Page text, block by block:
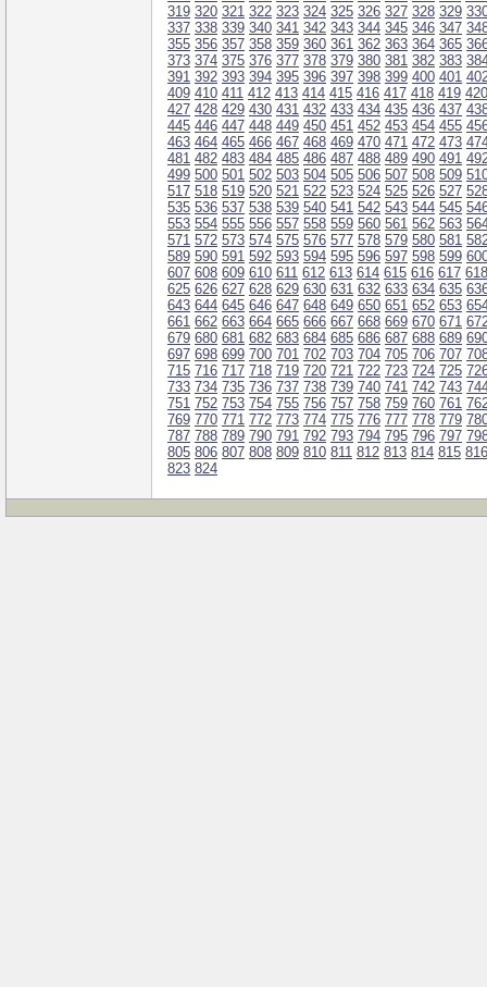
319 320 321 322 323 324 325 326 327 328 329
337 338 339 340 341 342 343 344 345 346 347
355 356 357 358 359 360 361 362 363 364 365
373 374 375 376 377 378 379 380 381 382 383
391 392 393 394 395 396 397 398 399 400 401
409 410 411 412 413 414 415 416 417 418 419 420
427 428 429 430 431 432 433 434 435 436 437
445 446 447 448 449 450 451 452 453 454 455
463 464 465 466 467 468 469 470 471 472 473
481 482 483 484 485 486 487 488 489 490 491
499 500 501 502 503 504 505 506 507 508 509
517 518 519 520 521 522 523 524 525 526 527
535 536 537 538 539 540 541 542 543 544 545
553 554 555 556 557 558 559 560 561 562 563
571 572 573 574 575 576 577 578 579 580 581
589 590 591 592 593 594 595 596 597 598 599
607 608 609 610 611 612 613 614 615 616 617 618
625 626 627 628 629 630 631 632 633 634 635
643 644 645 646 647 648 649 650 651 652 653
661 662 663 664 665 666 667 668 669 670 671
679 680 681 682 683 684 685 686 687 688 689
697 698 699 700 701 702 703 704 705 706 707
715 716 717 718 719 720 721 722 723 724 725
733 734 735 736 737 738 739 740 741 742 743
751 752 753 754 755 756 757 758 759 760 761
769 770 771 772 773 774 775 776 777 778 779
787 788 789 790 791 792 793 794 795 796 797
805 806 807 808 809 810 811 812 813 814 815 816
823 824